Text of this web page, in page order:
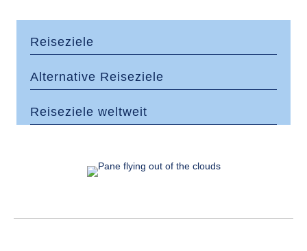
Reiseziele
Alternative Reiseziele
Reiseziele weltweit